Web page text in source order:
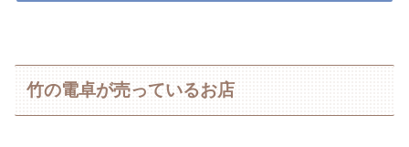
竹の電卓が売っているお店